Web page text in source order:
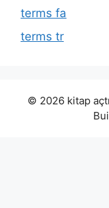
terms fa
terms tr
© 2026 kitap